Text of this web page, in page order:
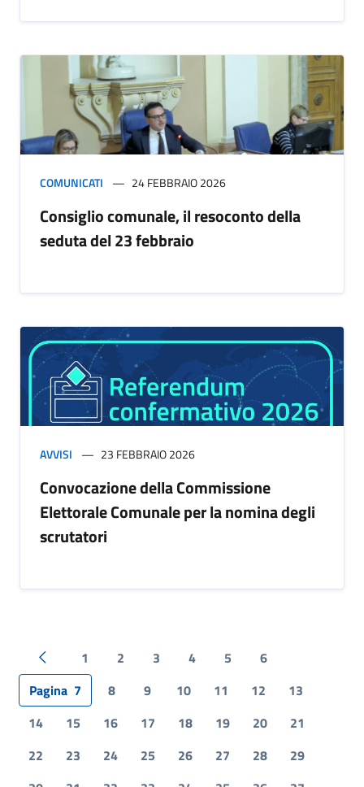
COMUNICATI 24 FEBBRAIO 2026
Consiglio comunale, il resoconto della
seduta del 23 febbraio
AVVISI 23 FEBBRAIO 2026
Convocazione della Commissione
Elettorale Comunale per la nomina degli
scrutatori
Pagina precedente
1 2 3 4 5
6
Pagina 7 8 9 10 11 12
13
14
15 16 17 18 19 20
21
22
23 24 25 26 27 28
29